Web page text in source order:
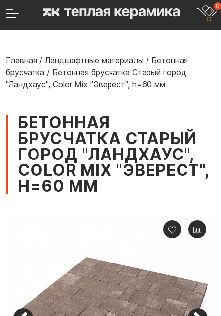
0
Главная / Ландшафтные материалы / Бетонная
брусчатка / Бетонная брусчатка Старый город
"Ландхаус", Color Mix "Эверест", h=60 мм
БЕТОННАЯ
БРУСЧАТКА СТАРЫЙ
ГОРОД "ЛАНДХАУС",
COLOR MIX "ЭВЕРЕСТ",
H=60 ММ